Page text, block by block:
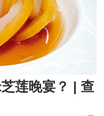
莲晚宴？ | 查